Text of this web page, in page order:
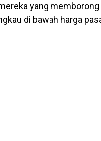
yang memborong
di bawah harga